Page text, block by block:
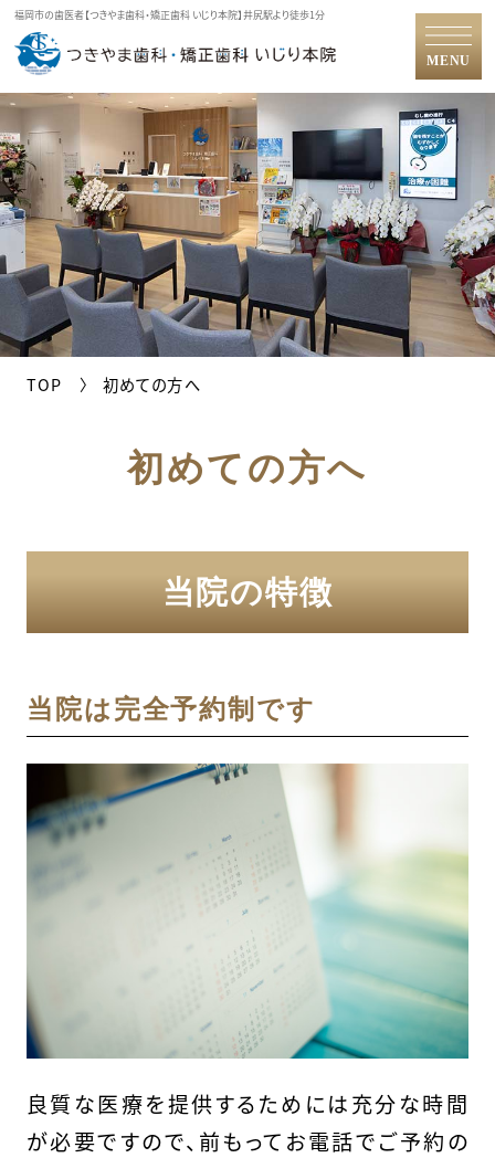
福岡市の歯医者【つきやま歯科・矯正歯科 いじり本院】井尻駅より徒歩1分
TOP 初めての方へ
初めての方へ
当院の特徴
当院は完全予約制です
良質な医療を提供するためには充分な時間
が必要ですので、前もってお電話でご予約の
MENU